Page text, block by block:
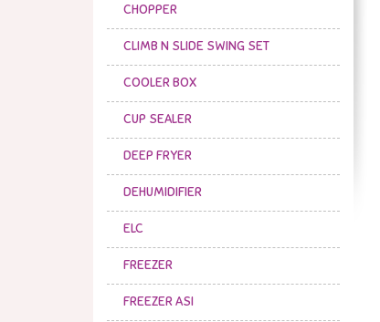
CHOPPER
CLIMB N SLIDE SWING SET
COOLER BOX
CUP SEALER
DEEP FRYER
DEHUMIDIFIER
ELC
FREEZER
FREEZER ASI